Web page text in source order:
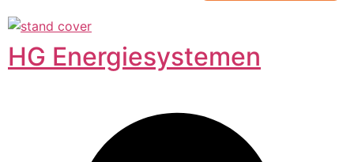
HG Energiesystemen